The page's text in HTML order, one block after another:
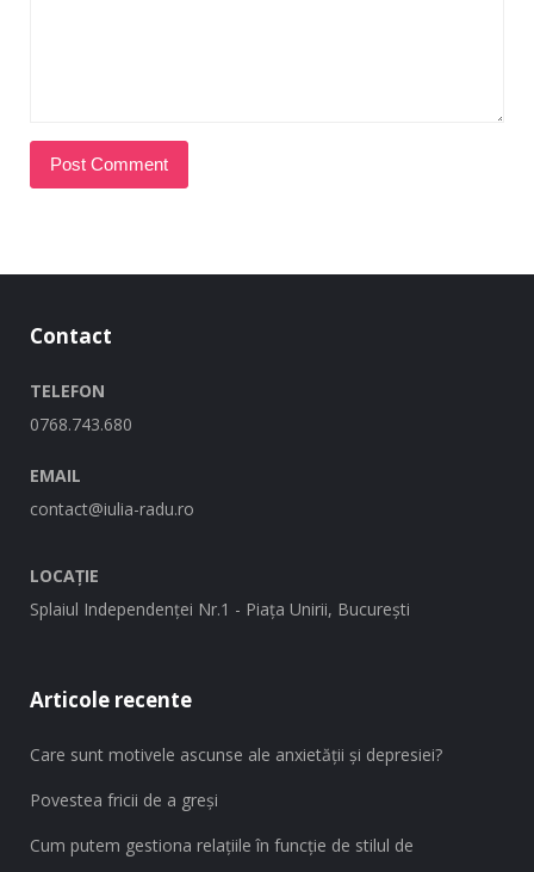
Contact
TELEFON
0768.743.680
EMAIL
contact@iulia-radu.ro
LOCAȚIE
Splaiul Independenței Nr.1 - Piața Unirii, București
Articole recente
Care sunt motivele ascunse ale anxietății și depresiei?
Povestea fricii de a greși
Cum putem gestiona relațiile în funcție de stilul de